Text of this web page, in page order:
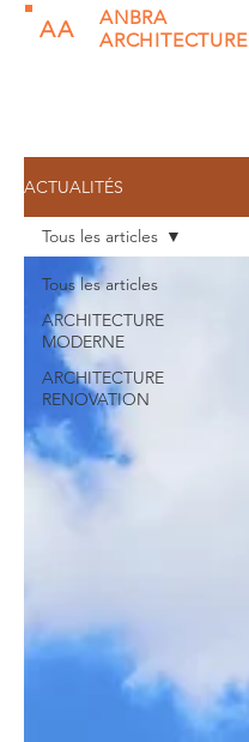
AA
ANBRA
ARCHITECTURE
ACTUALITÉS
Tous les articles
ARCHITECTURE
MODERNE
ARCHITECTURE
RENOVATION
Tous les articles